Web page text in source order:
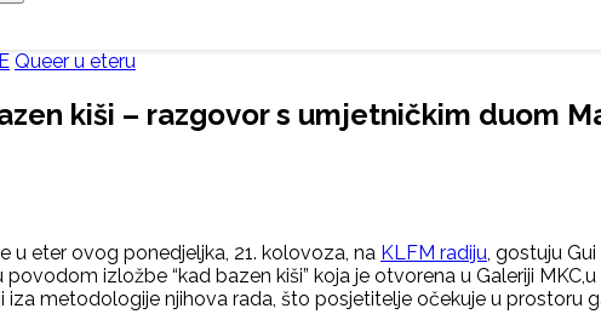
Queer u eteru
kiši – razgovor s umjetničkim duom
u eter ovog ponedjeljka, 21. kolovoza, na KLFM radiju, gostuju
povodom izložbe “kad bazen kiši” koja je otvorena u Galeriji MKC,u
metodologije njihova rada, što posjetitelje očekuje u prostoru